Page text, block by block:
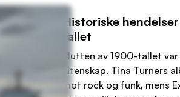
Historiske
tallet
Slutten av 1900-tallet
vitenskap. Tina Turners
mot rock og funk, mens